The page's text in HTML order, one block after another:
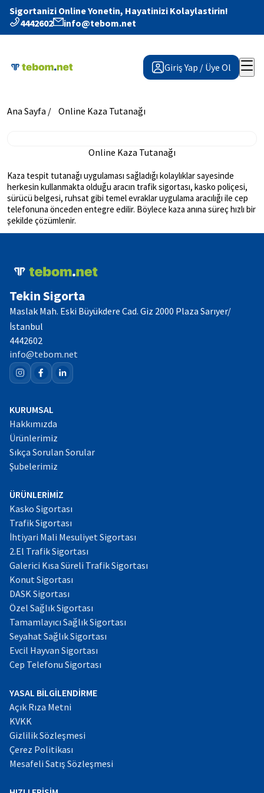
Sigortanizi Online Yonetin, Hayatinizi Kolaylastirin!
4442602
info@tebom.net
Giriş Yap / Üye Ol
Ana Sayfa / Online Kaza Tutanağı
Online Kaza Tutanağı
Kaza tespit tutanağı uygulaması sağladığı kolaylıklar sayesinde
herkesin kullanmakta olduğu aracın trafik sigortası, kasko poliçesi,
sürücü belgesi, ruhsat gibi temel evraklar uygulama aracılığı ile cep
telefonuna önceden entegre edilir. Böylece kaza anına süreç hızlı bir
şekilde çözümlenir.
Tekin Sigorta
Maslak Mah. Eski Büyükdere Cad. Giz 2000 Plaza Sarıyer/
İstanbul
4442602
info@tebom.net
KURUMSAL
Hakkımızda
Ürünlerimiz
Sıkça Sorulan Sorular
Şubelerimiz
ÜRÜNLERİMİZ
Kasko Sigortası
Trafik Sigortası
İhtiyari Mali Mesuliyet Sigortası
2.El Trafik Sigortası
Galerici Kısa Süreli Trafik Sigortası
Konut Sigortası
DASK Sigortası
Özel Sağlık Sigortası
Tamamlayıcı Sağlık Sigortası
Seyahat Sağlık Sigortası
Evcil Hayvan Sigortası
Cep Telefonu Sigortası
YASAL BİLGİLENDİRME
Açık Rıza Metni
KVKK
Gizlilik Sözleşmesi
Çerez Politikası
Mesafeli Satış Sözleşmesi